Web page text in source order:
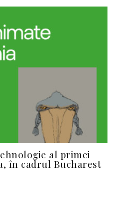
al primei
în cadrul Bucharest